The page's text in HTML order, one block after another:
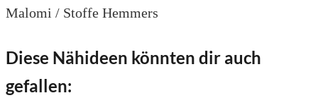
Malomi / Stoffe Hemmers
Diese Nähideen könnten dir auch
gefallen: